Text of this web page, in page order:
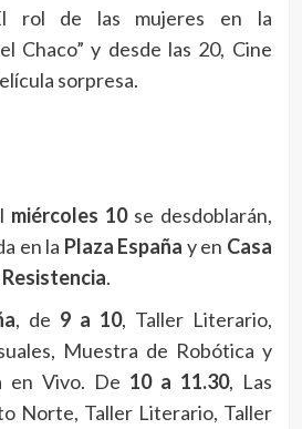
rol de las mujeres en la
Chaco” y desde las 20, Cine
sorpresa.
miércoles 10se desdoblarán,
en la Plaza España y en Casa
.
, de 9 a 10, Taller Literario,
Muestra de Robótica y
en Vivo. De 10 a 11.30, Las
Norte, Taller Literario, Taller